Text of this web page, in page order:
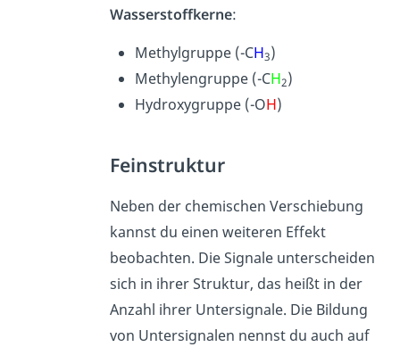
Wasserstoffkerne:
Methylgruppe (-CH3)
Methylengruppe (-CH2)
Hydroxygruppe (-OH)
Feinstruktur
Neben der chemischen Verschiebung
kannst du einen weiteren Effekt
beobachten. Die Signale unterscheiden
sich in ihrer Struktur, das heißt in der
Anzahl ihrer Untersignale. Die Bildung
von Untersignalen nennst du auch auf